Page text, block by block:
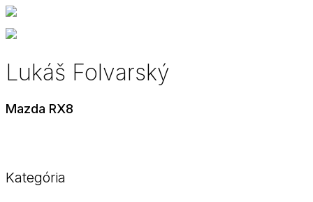
Lukáš Folvarský
Mazda RX8
Kategória